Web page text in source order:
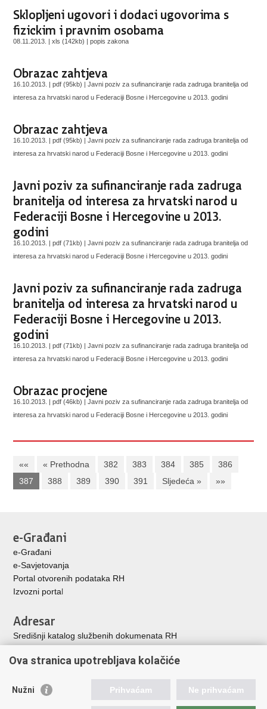
Sklopljeni ugovori i dodaci ugovorima s
fizickim i pravnim osobama
08.11.2013. | xls (142kb) |popis zakona
Obrazac zahtjeva
16.10.2013. | pdf (95kb) |Javni poziv za sufinanciranje rada zadruga branitelja od
interesa za hrvatski narod u Federaciji Bosne i Hercegovine u 2013. godini
Obrazac zahtjeva
16.10.2013. | pdf (95kb) |Javni poziv za sufinanciranje rada zadruga branitelja od
interesa za hrvatski narod u Federaciji Bosne i Hercegovine u 2013. godini
Javni poziv za sufinanciranje rada zadruga
branitelja od interesa za hrvatski narod u
Federaciji Bosne i Hercegovine u 2013.
godini
16.10.2013. | pdf (71kb) |Javni poziv za sufinanciranje rada zadruga branitelja od
interesa za hrvatski narod u Federaciji Bosne i Hercegovine u 2013. godini
Javni poziv za sufinanciranje rada zadruga
branitelja od interesa za hrvatski narod u
Federaciji Bosne i Hercegovine u 2013.
godini
16.10.2013. | pdf (71kb) |Javni poziv za sufinanciranje rada zadruga branitelja od
interesa za hrvatski narod u Federaciji Bosne i Hercegovine u 2013. godini
Obrazac procjene
16.10.2013. | pdf (46kb) |Javni poziv za sufinanciranje rada zadruga branitelja od
interesa za hrvatski narod u Federaciji Bosne i Hercegovine u 2013. godini
«« « Prethodna 382 383 384 385
386
387
388 389 390 391 Sljedeća » »»
e-Građani
e-Građani
e-Savjetovanja
Portal otvorenih podataka RH
Izvozni portal
Adresar
Središnji katalog službenih dokumenata RH
Adresar političkih stranaka u RH
Ova stranica upotrebljava kolačiće
Nužni Prihvaćam Ne prihvaćam